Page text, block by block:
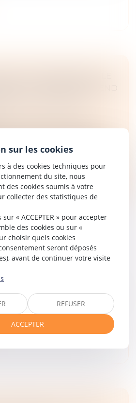
PROFESSIONNEL : LE
DU VENDEUR DÉPEND
DE L'ACHETEUR
n'est pas tenu d'une
lorsque l'acheteur dispose
: PRÉAVIS ET
DES RELATIONS
sur l'articulation entre le régime
des relations commerciales
sur les cookies
à des cookies techniques pour
du site, nous
des cookies soumis à votre
collecter des statistiques de
« ACCEPTER » pour accepter
des cookies ou sur «
choisir quels cookies
seront déposés
avant de continuer votre visite
REFUSER
ACCEPTER